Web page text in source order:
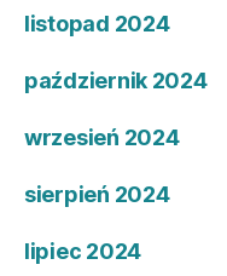
listopad 2024
październik 2024
wrzesień 2024
sierpień 2024
lipiec 2024